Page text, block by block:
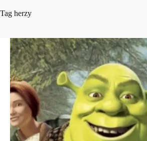
Tag herzy